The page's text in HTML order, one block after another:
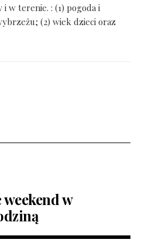
w terenie. : (1) pogoda i
(2) wiek dzieci oraz
w